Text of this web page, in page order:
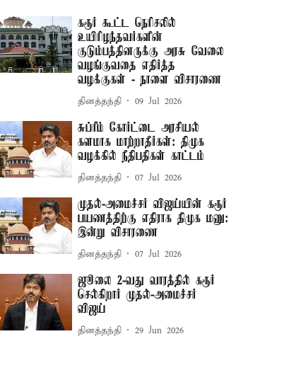
கரூர் கூட்ட நெரிசலில்
உயிரிழந்தவர்களின்
குடும்பத்தினருக்கு அரசு வேலை
வழங்குவதை எதிர்த்த
வழக்குகள் - நாளை விசாரணை
தினத்தந்தி 09 Jul 2026
சுப்ரீம் கோர்ட்டை அரசியல்
களமாக மாற்றாதீர்கள்: திமுக
வழக்கில் நீதிபதிகள் காட்டம்
தினத்தந்தி 07 Jul 2026
முதல்-அமைச்சர் விஜய்யின் கரூர்
பயணத்திற்கு எதிராக திமுக மனு:
இன்று விசாரணை
தினத்தந்தி 07 Jul 2026
ஜூலை 2-வது வாரத்தில் கரூர்
செல்கிறார் முதல்-அமைச்சர்
விஜய்
தினத்தந்தி 29 Jun 2026